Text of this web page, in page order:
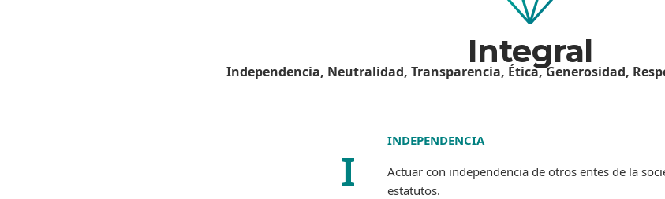
Integral
Independencia, Neutralidad, Transparencia, Ética, Generosidad,
I
INDEPENDENCIA
Actuar con independencia de otros entes de la
estatutos.